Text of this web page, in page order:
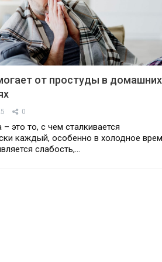
от простуды в домашних
0
это то, с чем сталкивается
каждый, особенно в холодное
слабость,…